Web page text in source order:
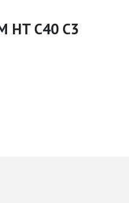
HT C40 C3